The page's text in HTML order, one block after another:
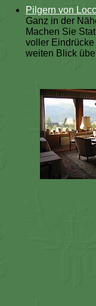
Pilgern von
Ganz in der
Machen Sie
voller
weiten Blick